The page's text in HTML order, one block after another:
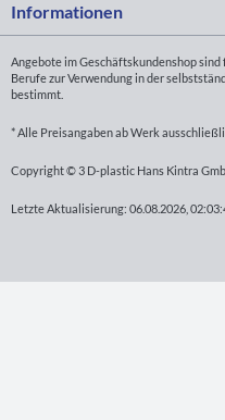
Informationen
Angebote im Geschäftskundenshop
Berufe zur Verwendung in der
bestimmt.
* Alle Preisangaben ab Werk
Copyright © 3 D-plastic Hans Kintra
Letzte Aktualisierung: 06.08.2026,